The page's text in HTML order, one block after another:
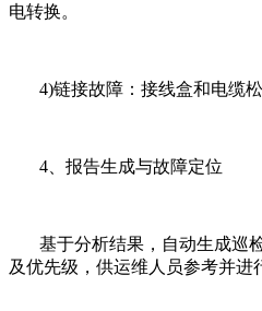
电转换。
4)链接故障：接线盒和电缆松
4、报告生成与故障定位
基于分析结果，自动生成巡
及优先级，供运维人员参考并进